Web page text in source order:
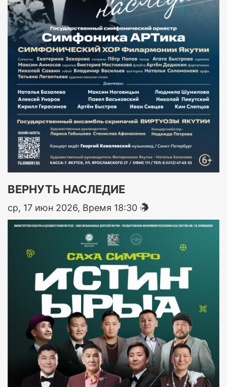
ВЕРНУТЬ НАСЛЕДИЕ
ср, 17 июн 2026, Время 18:30